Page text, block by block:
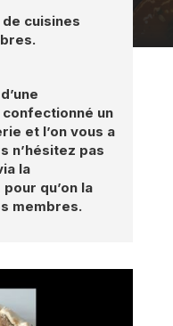
cuisines
un
et l’on vous a
n’hésitez pas
la
qu’on la
membres.